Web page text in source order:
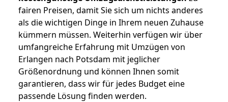
fairen Preisen, damit Sie sich um nichts anderes
als die wichtigen Dinge in Ihrem neuen Zuhause
kümmern müssen. Weiterhin verfügen wir über
umfangreiche Erfahrung mit Umzügen von
Erlangen nach Potsdam mit jeglicher
Größenordnung und können Ihnen somit
garantieren, dass wir für jedes Budget eine
passende Lösung finden werden.